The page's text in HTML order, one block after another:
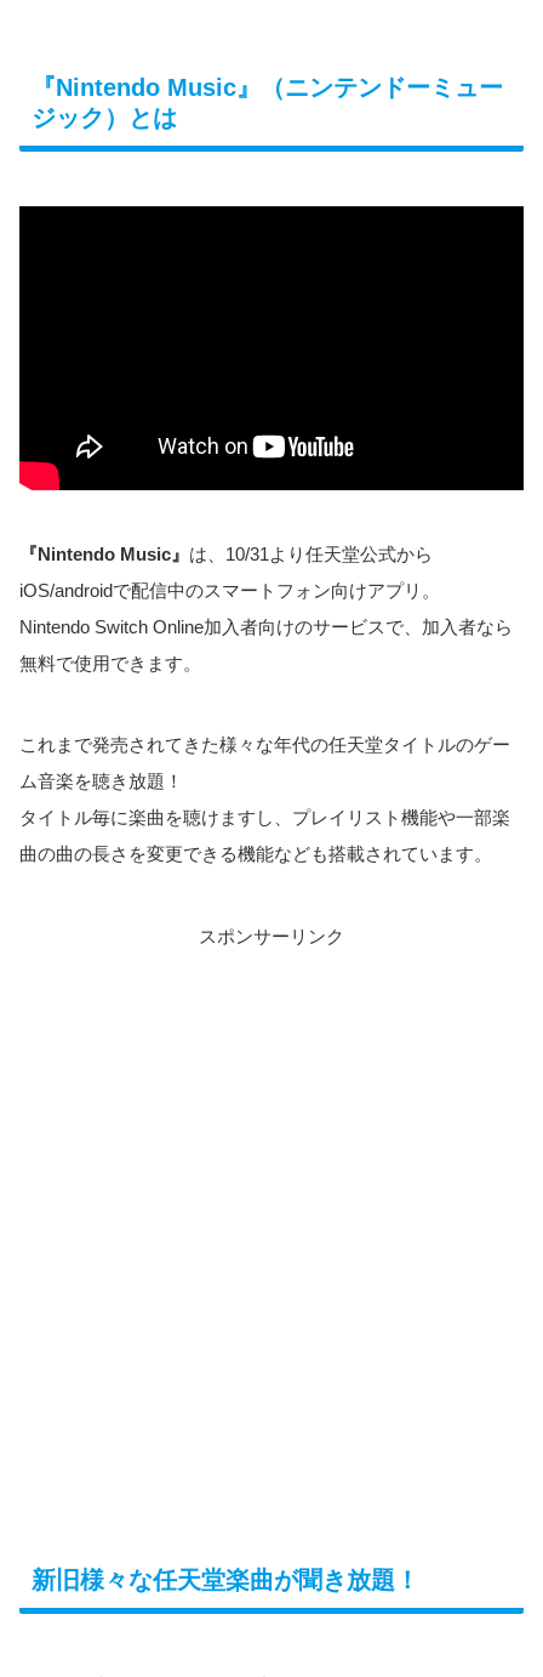
『Nintendo Music』（ニンテンドーミュー
ジック）とは
『Nintendo Music』 は、10/31より任天堂公式から
iOS/androidで配信中のスマートフォン向けアプリ。
Nintendo Switch Online加入者向けのサービスで、加入者なら
無料で使用できます。
これまで発売されてきた様々な年代の任天堂タイトルのゲー
ム音楽を聴き放題！
タイトル毎に楽曲を聴けますし、プレイリスト機能や一部楽
曲の曲の長さを変更できる機能なども搭載されています。
スポンサーリンク
新旧様々な任天堂楽曲が聞き放題！